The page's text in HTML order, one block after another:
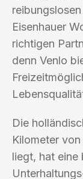
Eisenhauer
richtigen
denn Venlo
Die
Kilometer
liegt, hat eine